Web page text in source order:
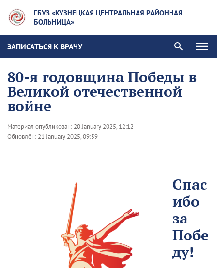
ГБУЗ «КУЗНЕЦКАЯ ЦЕНТРАЛЬНАЯ РАЙОННАЯ
БОЛЬНИЦА»
ЗАПИСАТЬСЯ К ВРАЧУ
80-я годовщина Победы в
Великой отечественной
войне
Материал опубликован: 20 January 2025, 12:12
Обновлён: 21 January 2025, 09:59
Спас
ибо
за
Побе
ду!